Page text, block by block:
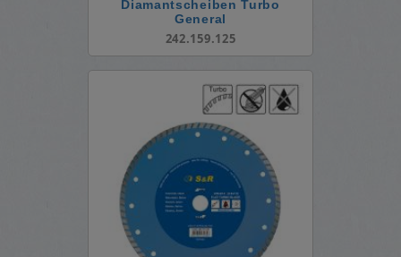
Diamantscheiben Turbo
General
242.159.125